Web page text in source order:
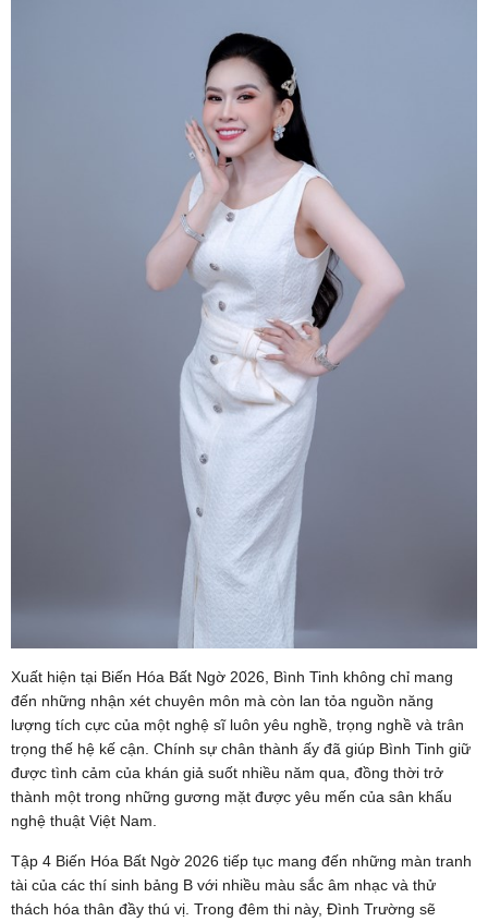
Xuất hiện tại Biến Hóa Bất Ngờ 2026, Bình Tinh không chỉ mang
đến những nhận xét chuyên môn mà còn lan tỏa nguồn năng
lượng tích cực của một nghệ sĩ luôn yêu nghề, trọng nghề và trân
trọng thế hệ kế cận. Chính sự chân thành ấy đã giúp Bình Tinh giữ
được tình cảm của khán giả suốt nhiều năm qua, đồng thời trở
thành một trong những gương mặt được yêu mến của sân khấu
nghệ thuật Việt Nam.
Tập 4 Biến Hóa Bất Ngờ 2026 tiếp tục mang đến những màn tranh
tài của các thí sinh bảng B với nhiều màu sắc âm nhạc và thử
thách hóa thân đầy thú vị. Trong đêm thi này, Đình Trường sẽ